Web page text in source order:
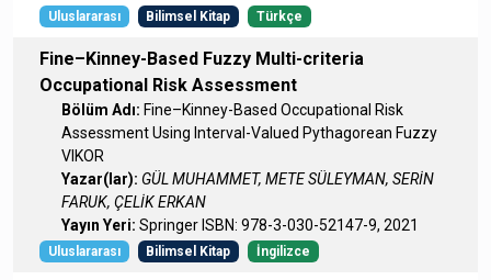
Uluslararası Bilimsel Kitap Türkçe
Fine–Kinney-Based Fuzzy Multi-criteria
Occupational Risk Assessment
Bölüm Adı: Fine–Kinney-Based Occupational Risk
Assessment Using Interval-Valued Pythagorean Fuzzy
VIKOR
Yazar(lar): GÜL MUHAMMET, METE SÜLEYMAN, SERİN
FARUK, ÇELİK ERKAN
Yayın Yeri: Springer ISBN: 978-3-030-52147-9, 2021
Uluslararası Bilimsel Kitap İngilizce